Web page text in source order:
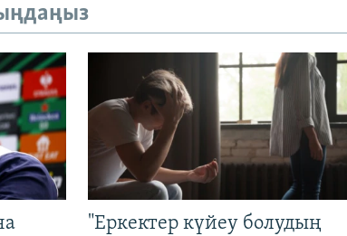
"Еркектер күйеу болудың